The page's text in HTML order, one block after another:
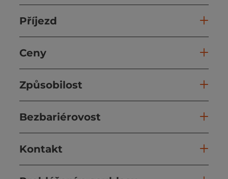
Příjezd
Ceny
Způsobilost
Bezbariérovost
Kontakt